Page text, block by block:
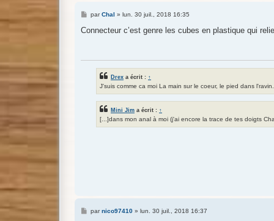
M
s
parChal » lun. 30 juil., 2018 16:35
Connecteur c’est genre les cubes en plastique qui
Drex a écrit : ↑
J'suis comme ca moi La main sur le coeur, le pied dans l'ravin.
Mini Jim a écrit : ↑
[...]dans mon anal à moi (j'ai encore la trace de tes doigts
Mparnico97410» lun. 30 juil., 2018 16:37